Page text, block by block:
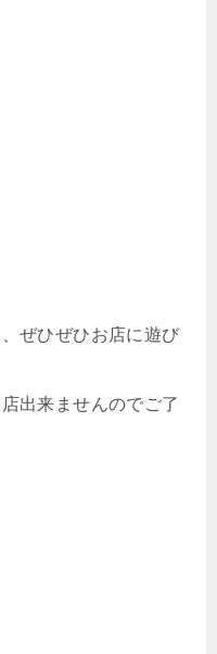
ぜひぜひお店に遊び
出来ませんのでご了